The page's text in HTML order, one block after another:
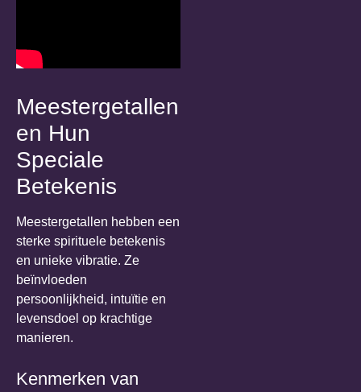
Meestergetallen
en Hun
Speciale
Betekenis
Meestergetallen hebben een
sterke spirituele betekenis
en unieke vibratie. Ze
beïnvloeden
persoonlijkheid, intuïtie en
levensdoel op krachtige
manieren.
Kenmerken van